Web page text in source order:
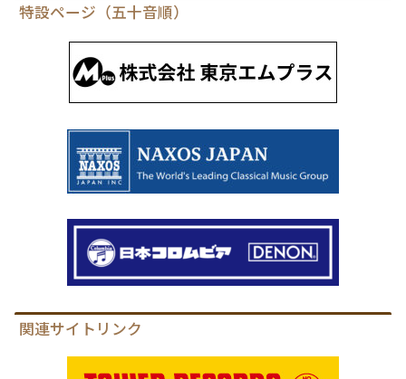
特設ページ（五十音順）
関連サイトリンク